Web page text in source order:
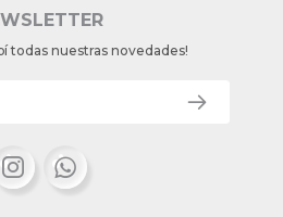
todas nuestras novedades!
 